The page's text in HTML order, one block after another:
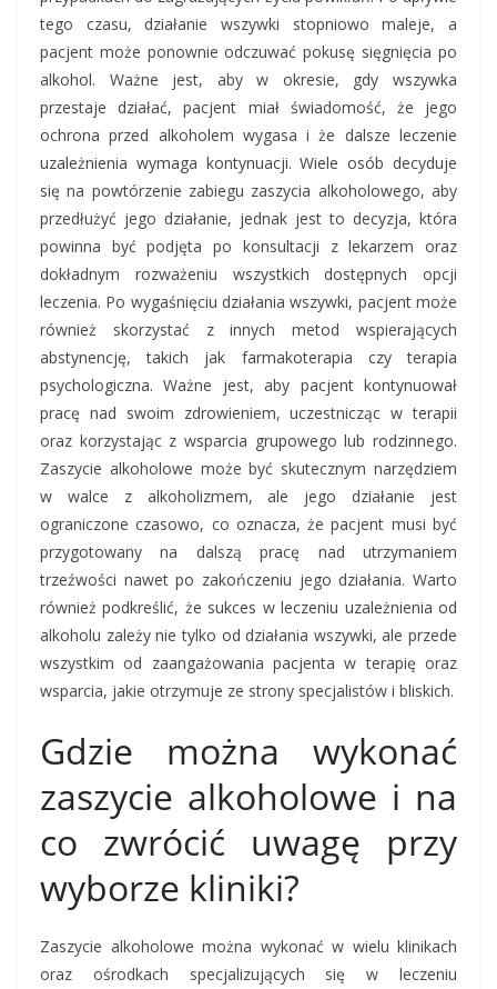
tego czasu, działanie wszywki stopniowo maleje, a
pacjent może ponownie odczuwać pokusę sięgnięcia po
alkohol. Ważne jest, aby w okresie, gdy wszywka
przestaje działać, pacjent miał świadomość, że jego
ochrona przed alkoholem wygasa i że dalsze leczenie
uzależnienia wymaga kontynuacji. Wiele osób decyduje
się na powtórzenie zabiegu zaszycia alkoholowego, aby
przedłużyć jego działanie, jednak jest to decyzja, która
powinna być podjęta po konsultacji z lekarzem oraz
dokładnym rozważeniu wszystkich dostępnych opcji
leczenia. Po wygaśnięciu działania wszywki, pacjent może
również skorzystać z innych metod wspierających
abstynencję, takich jak farmakoterapia czy terapia
psychologiczna. Ważne jest, aby pacjent kontynuował
pracę nad swoim zdrowieniem, uczestnicząc w terapii
oraz korzystając z wsparcia grupowego lub rodzinnego.
Zaszycie alkoholowe może być skutecznym narzędziem
w walce z alkoholizmem, ale jego działanie jest
ograniczone czasowo, co oznacza, że pacjent musi być
przygotowany na dalszą pracę nad utrzymaniem
trzeźwości nawet po zakończeniu jego działania. Warto
również podkreślić, że sukces w leczeniu uzależnienia od
alkoholu zależy nie tylko od działania wszywki, ale przede
wszystkim od zaangażowania pacjenta w terapię oraz
wsparcia, jakie otrzymuje ze strony specjalistów i bliskich.
Gdzie można wykonać
zaszycie alkoholowe i na
co zwrócić uwagę przy
wyborze kliniki?
Zaszycie alkoholowe można wykonać w wielu klinikach
oraz ośrodkach specjalizujących się w leczeniu